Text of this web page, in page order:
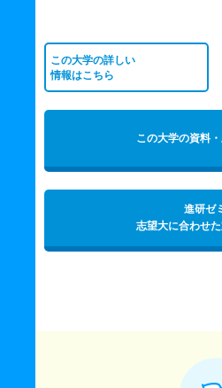
この大学の詳しい
情報はこちら
この大学の資料
進研ゼ
志望大に合わせ